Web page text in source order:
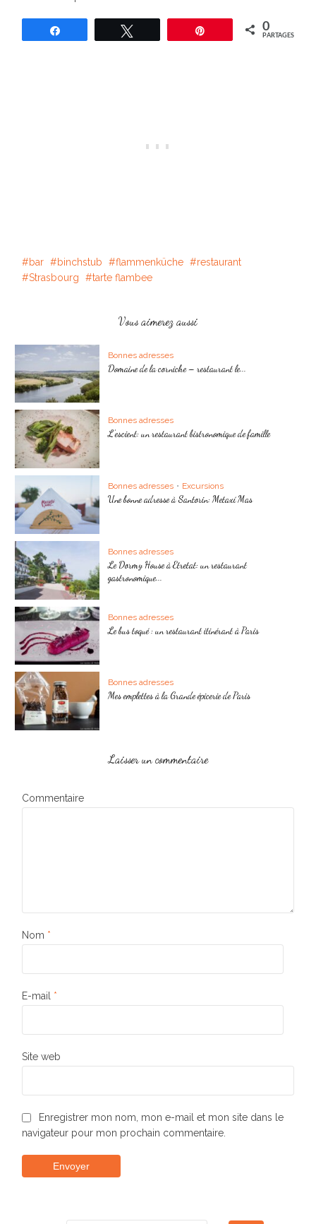
Épingle 0
PARTAGES
bar binchstub flammenküche
restaurant
Strasbourg
tarte flambee
Vous aimerez aussi
Bonnes adresses
Domaine de la corniche – restaurant le...
Bonnes adresses
L’escient: un restaurant bistronomique de famille
Bonnes adresses • Excursions
Une bonne adresse à Santorin: Metaxí Mas
Bonnes adresses
Le Dormy House à Etretat: un restaurant
gastronomique...
Bonnes adresses
Le bus toqué : un restaurant itinérant à Paris
Bonnes adresses
Mes emplettes à la Grande épicerie de Paris
Laisser un commentaire
Commentaire
Nom *
E-mail *
Site web
Enregistrer mon nom, mon e-mail et mon site dans le
navigateur pour mon prochain commentaire.